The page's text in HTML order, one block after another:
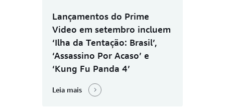
Lançamentos do Prime
Video em setembro incluem
‘Ilha da Tentação: Brasil’,
‘Assassino Por Acaso’ e
‘Kung Fu Panda 4’
Leia mais